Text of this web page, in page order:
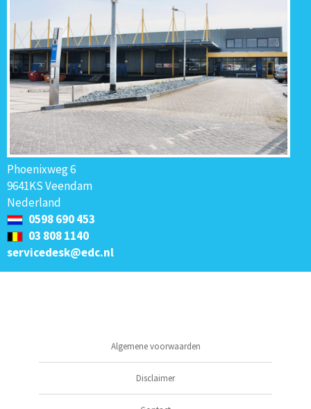
Phoenixweg 6
9641KS Veendam
Nederland
0598 690 453
03 808 1140
servicedesk@edc.nl
Algemene voorwaarden
Disclaimer